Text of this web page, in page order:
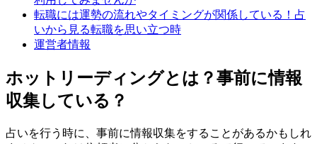
転職には運勢の流れやタイミングが関係している！占
いから見る転職を思い立つ時
運営者情報
ホットリーディングとは？事前に情報
収集している？
占いを行う時に、事前に情報収集をすることがあるかもしれ